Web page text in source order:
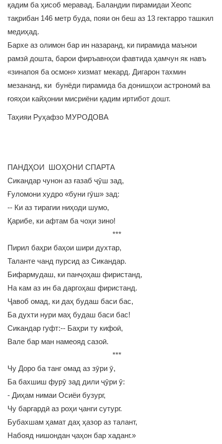
қадим ба ҳисоб меравад. Баландии пирамидаи Хеопс
тақрибан 146 метр буда, пояи он беш аз 13 гектарро ташкил
медиҳад.
Бархе аз олимон бар ин назаранд, ки пирамида маънои
рамзӣ дошта, барои фиръавнҳои фавтида ҳамчун як навъ
«зинапоя ба осмон» хизмат мекард. Дигарон тахмин
мезананд, ки бунёди пирамида ба донишҳои астрономӣ ва
ғояҳои кайҳонии мисриёни қадим иртибот дошт.
Таҳияи Руҳафзо МУРОДОВА
ПАНДҲОИ ШОҲОНИ СПАРТА
Сикандар чунон аз ғазаб ҷӯш зад,
Ғуломони худро «буни гӯш» зад:
-- Ки аз тирагии ниҳоди шумо,
Қарибе, ки афтам ба чоҳи зино!
***
Пирил баҳри баҳои шири духтар,
Таланте чанд пурсид аз Сикандар.
Бифармудаш, ки панҷоҳаш фиристанд,
На кам аз ин ба даргоҳаш фиристанд.
Ҷавоб омад, ки даҳ будаш баси бас,
Ба духти нури маҳ будаш баси бас!
Сикандар гуфт:-- Баҳри ту кифоӣ,
Вале бар ман намеояд сазоӣ.
***
Чу Доро ба танг омад аз зӯри ӯ,
Ба бахшиш фурӯ зад дили ҷӯри ӯ:
- Диҳам нимаи Осиёи бузург,
Чу баргардӣ аз роҳи ҷанги сутург.
Бубахшам ҳамат даҳ ҳазор аз талант,
Набояд нишондан ҷаҳон бар хаданг.»